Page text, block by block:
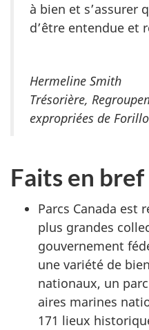
à bien et s’assurer
d’être entendue et
Hermeline Smith
Trésorière,
expropriées de
Faits en bref
Parcs Canada est
plus grandes
gouvernement
une variété de
nationaux, un
aires marines
171 lieux